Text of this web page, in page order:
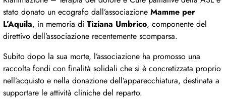
stato donato un ecografo dall’associazione Mamme per
L’Aquila, in memoria di Tiziana Umbrico, componente del
direttivo dell’associazione recentemente scomparsa.
Subito dopo la sua morte, l’associazione ha promosso una
raccolta fondi con finalità solidali che si è concretizzata proprio
nell’acquisto e nella donazione dell’apparecchiatura, destinata a
supportare le attività cliniche del reparto.